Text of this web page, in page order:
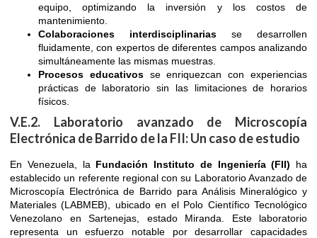
equipo, optimizando la inversión y los costos de
mantenimiento.
Colaboraciones interdisciplinarias se desarrollen
fluidamente, con expertos de diferentes campos analizando
simultáneamente las mismas muestras.
Procesos educativosse enriquezcan con experiencias
prácticas de laboratorio sin las limitaciones de horarios
físicos.
V.E.2. Laboratorio avanzado de Microscopía
Electrónica de Barrido de la FII: Un caso de estudio
En Venezuela, la Fundación Instituto de Ingeniería (FII) ha
establecido un referente regional con su Laboratorio Avanzado de
Microscopía Electrónica de Barrido para Análisis Mineralógico y
Materiales (LABMEB), ubicado en el Polo Científico Tecnológico
Venezolano en Sartenejas, estado Miranda. Este laboratorio
representa un esfuerzo notable por desarrollar capacidades